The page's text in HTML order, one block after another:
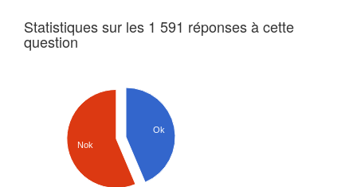
Statistiques sur les 1 591 réponses à cette
question
Ok
Nok